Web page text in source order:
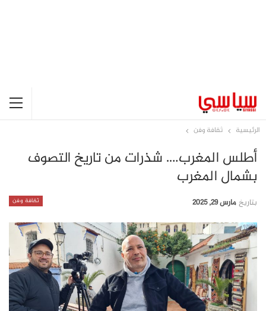
الرئيسية ثقافة وفن
أطلس المغرب…. شذرات من تاريخ التصوف
بشمال المغرب
ثقافة وفن بتاريخ مارس 29, 2025